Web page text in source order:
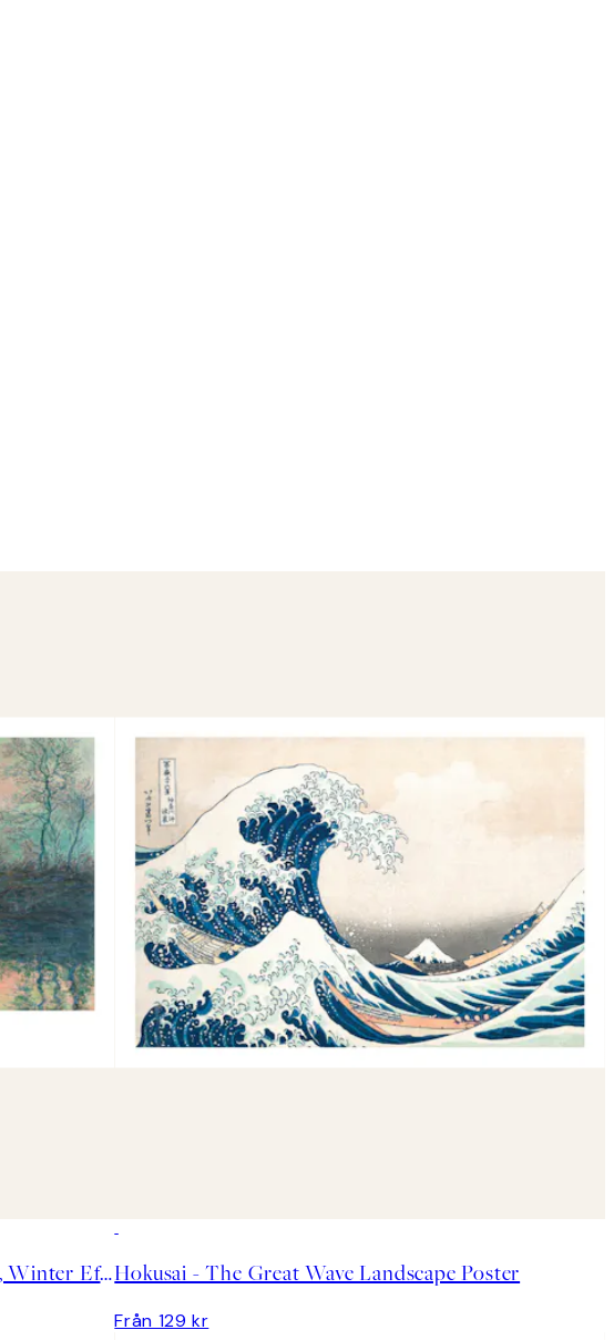
Monet - Sunset on the Seine at Lavacourt, Winter Effect PosterHokusai - The Great Wave Landscape Poster
Från 129 kr